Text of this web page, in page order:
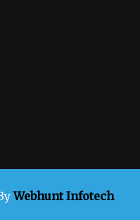
Webhunt Infotech